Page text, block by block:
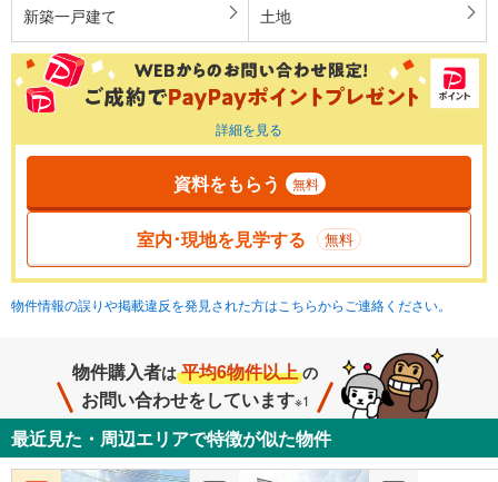
新築一戸建て 土地
詳細を見る
資料をもらう 無料
室内･現地を見学する 無料
物件情報の誤りや掲載違反を発見された方はこちらからご連絡ください。
物件購入者は 平均6物件以上 の
お問い合わせをしています※1
最近見た・周辺エリアで特徴が似た物件